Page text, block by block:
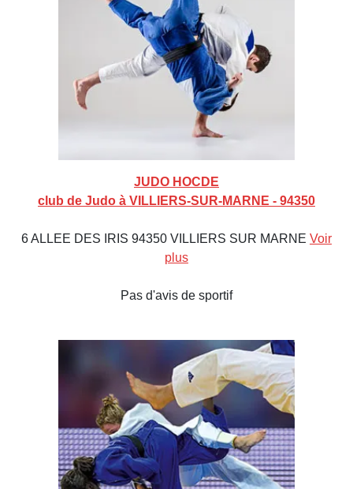
JUDO HOCDE
club de Judo à VILLIERS-SUR-MARNE - 94350
6 ALLEE DES IRIS 94350 VILLIERS SUR MARNE Voir
plus
Pas d'avis de sportif